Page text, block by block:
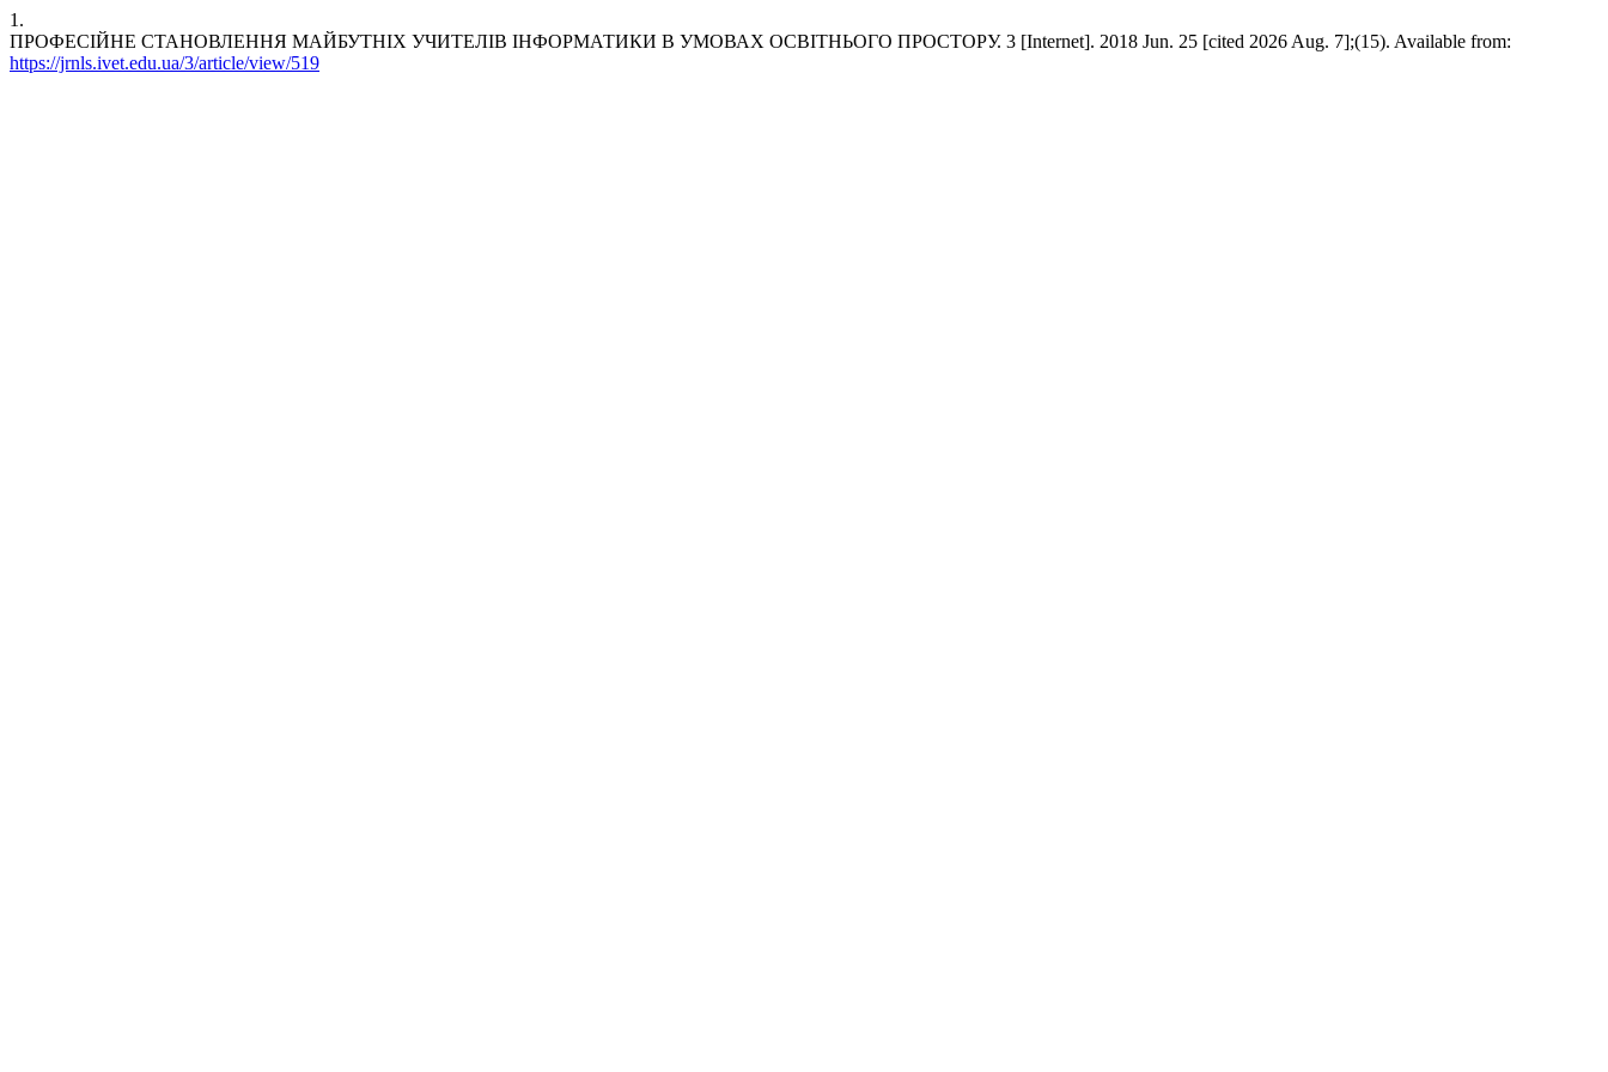
1.
ПРОФЕСІЙНЕ СТАНОВЛЕННЯ МАЙБУТНІХ УЧИТЕЛІВ ІНФОРМАТИКИ В УМОВАХ ОСВІТНЬОГО ПРОСТОРУ. 3 [Internet]. 2018 Jun. 25 [cited 2026 Aug. 7];(15). Available from:
https://jrnls.ivet.edu.ua/3/article/view/519